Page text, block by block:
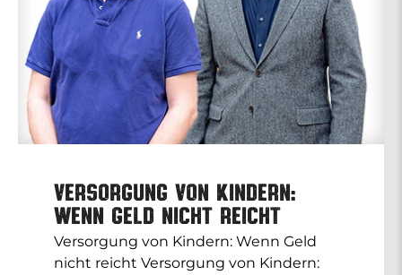
Versorgung von Kindern:
Wenn Geld nicht reicht
Versorgung von Kindern: Wenn Geld
nicht reicht Versorgung von Kindern: